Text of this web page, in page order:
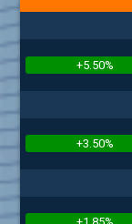
+5.50%
+3.50%